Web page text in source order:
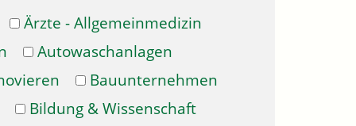
Ärzte - Allgemeinmedizin
Autowaschanlagen
Bauunternehmen
Bildung & Wissenschaft